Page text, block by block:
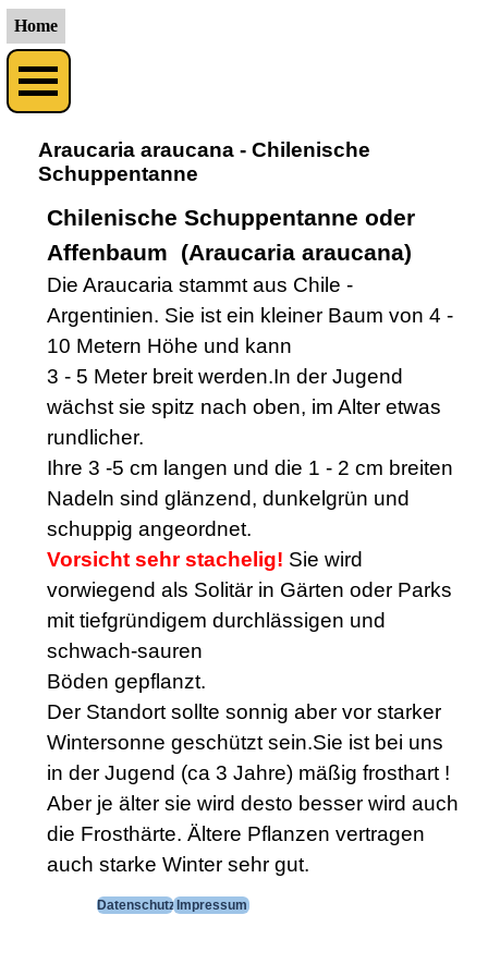
Direkt zum Seiteninhalt
Home
Araucaria araucana - Chilenische
Schuppentanne
Chilenische Schuppentanne oder
Affenbaum (Araucaria araucana)
Die Araucaria stammt aus Chile -
Argentinien. Sie ist ein kleiner Baum von 4 -
10 Metern Höhe und kann
3 - 5 Meter breit werden.In der Jugend
wächst sie spitz nach oben, im Alter etwas
rundlicher.
Ihre 3 -5 cm langen und die 1 - 2 cm breiten
Nadeln sind glänzend, dunkelgrün und
schuppig angeordnet.
Vorsicht sehr stachelig! Sie wird
vorwiegend als Solitär in Gärten oder Parks
mit tiefgründigem durchlässigen und
schwach-sauren
Böden gepflanzt.
Der Standort sollte sonnig aber vor starker
Wintersonne geschützt sein.Sie ist bei uns
in der Jugend (ca 3 Jahre) mäßig frosthart !
Aber je älter sie wird desto besser wird auch
die Frosthärte. Ältere Pflanzen vertragen
auch starke Winter sehr gut.
Menü überspringen
Datenschutz Impressum